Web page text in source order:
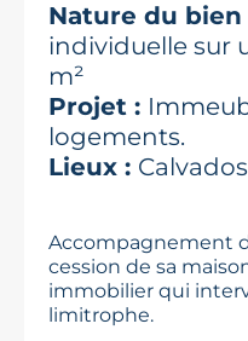
Nature du bien
individuelle sur
m²
Projet :
logements.
Lieux :
Accompagnement
cession de sa
immobilier qui
limitrophe.